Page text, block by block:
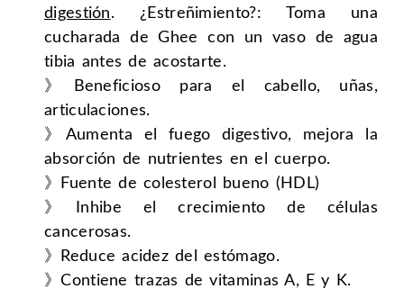
digestión. ¿Estreñimiento?: Toma una
cucharada de Ghee con un vaso de agua
tibia antes de acostarte.
》Beneficioso para el cabello, uñas,
articulaciones.
》Aumenta el fuego digestivo, mejora la
absorción de nutrientes en el cuerpo.
》Fuente de colesterol bueno (HDL)
》Inhibe el crecimiento de células
cancerosas.
》Reduce acidez del estómago.
》Contiene trazas de vitaminas A, E y K.